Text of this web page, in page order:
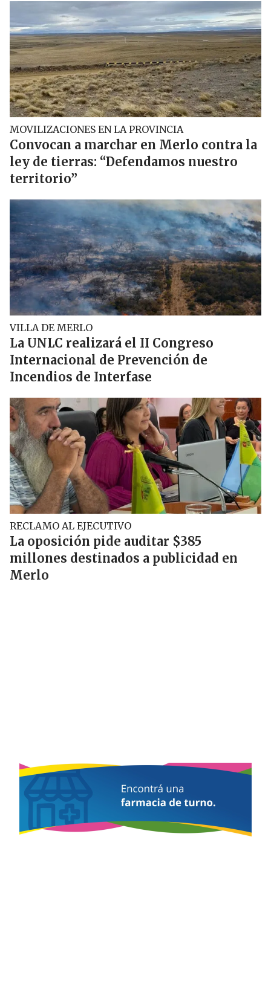
MOVILIZACIONES EN LA PROVINCIA
Convocan a marchar en Merlo contra la
ley de tierras: “Defendamos nuestro
territorio”
VILLA DE MERLO
La UNLC realizará el II Congreso
Internacional de Prevención de
Incendios de Interfase
RECLAMO AL EJECUTIVO
La oposición pide auditar $385
millones destinados a publicidad en
Merlo